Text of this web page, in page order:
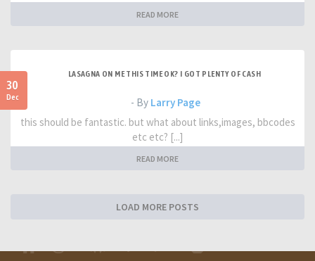
READ MORE
30
Dec
LASAGNA ON ME THIS TIME OK? I GOT PLENTY OF CASH
- By Larry Page
this should be fantastic. but what about links,images, bbcodes
etc etc? [...]
READ MORE
LOAD MORE POSTS